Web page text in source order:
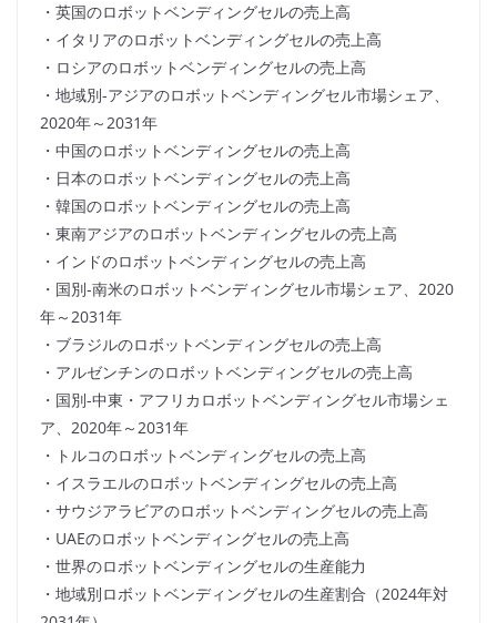
・英国のロボットベンディングセルの売上高
・イタリアのロボットベンディングセルの売上高
・ロシアのロボットベンディングセルの売上高
・地域別-アジアのロボットベンディングセル市場シェア、
2020年～2031年
・中国のロボットベンディングセルの売上高
・日本のロボットベンディングセルの売上高
・韓国のロボットベンディングセルの売上高
・東南アジアのロボットベンディングセルの売上高
・インドのロボットベンディングセルの売上高
・国別-南米のロボットベンディングセル市場シェア、2020
年～2031年
・ブラジルのロボットベンディングセルの売上高
・アルゼンチンのロボットベンディングセルの売上高
・国別-中東・アフリカロボットベンディングセル市場シェ
ア、2020年～2031年
・トルコのロボットベンディングセルの売上高
・イスラエルのロボットベンディングセルの売上高
・サウジアラビアのロボットベンディングセルの売上高
・UAEのロボットベンディングセルの売上高
・世界のロボットベンディングセルの生産能力
・地域別ロボットベンディングセルの生産割合（2024年対